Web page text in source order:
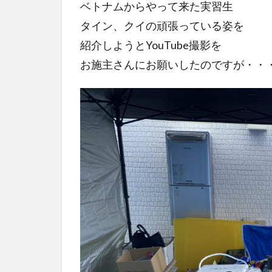
ベトナムからやって来た実習生
タイン、クイの頑張っている姿を
紹介しようとYouTube撮影を
お施主さんにお願いしたのですが・・